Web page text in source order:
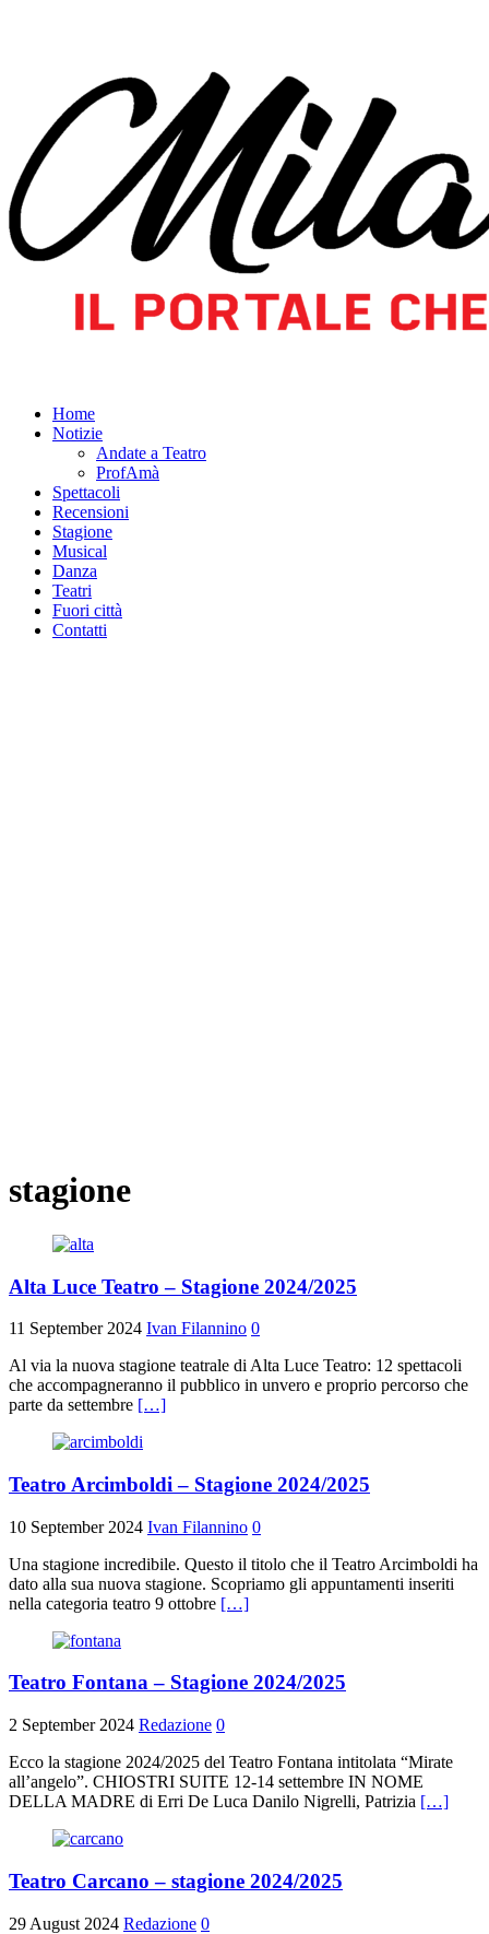
Home
Notizie
Andate a Teatro
ProfAmà
Spettacoli
Recensioni
Stagione
Musical
Danza
Teatri
Fuori città
Contatti
stagione
Alta Luce Teatro – Stagione 2024/2025
11 September 2024 Ivan Filannino 0
Al via la nuova stagione teatrale di Alta Luce Teatro: 12 spettacoli
che accompagneranno il pubblico in unvero e proprio percorso che
parte da settembre […]
Teatro Arcimboldi – Stagione 2024/2025
10 September 2024 Ivan Filannino 0
Una stagione incredibile. Questo il titolo che il Teatro Arcimboldi ha
dato alla sua nuova stagione. Scopriamo gli appuntamenti inseriti
nella categoria teatro 9 ottobre […]
Teatro Fontana – Stagione 2024/2025
2 September 2024 Redazione 0
Ecco la stagione 2024/2025 del Teatro Fontana intitolata “Mirate
all’angelo”. CHIOSTRI SUITE 12-14 settembre IN NOME
DELLA MADRE di Erri De Luca Danilo Nigrelli, Patrizia […]
Teatro Carcano – stagione 2024/2025
29 August 2024 Redazione 0